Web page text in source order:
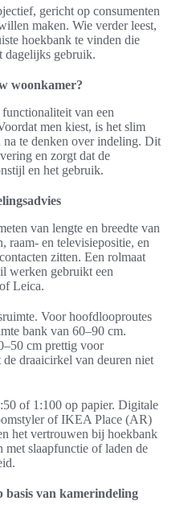
gericht op consumenten
maken. Wie verder leest,
hoekbank te vinden die
dagelijks gebruik.
woonkamer?
van een
men kiest, is het slim
na te denken over indeling. Dit
en zorgt dat de
en het gebruik.
van lengte en breedte van
raam- en televisiepositie, en
zitten. Een rolmaat
werken gebruikt een
Leica.
Voor hoofdlooproutes
bank van 60–90 cm.
cm prettig voor
draaicirkel van deuren niet
of 1:100 op papier. Digitale
of IKEA Place (AR)
het vertrouwen bij hoekbank
slaapfunctie of laden de
basis van kamerindeling